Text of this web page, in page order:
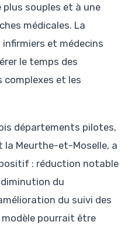
plus souples et à une
médicales. La
et médecins
le temps des
complexes et les
départements pilotes,
la Meurthe-et-Moselle, a
: réduction notable
du
du suivi des
pourrait être